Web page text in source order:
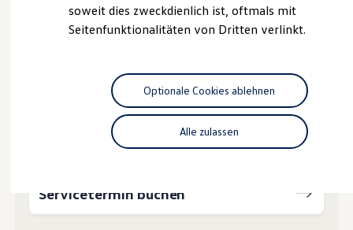
Driving Experience
Volkswagen entdecken
Lifestyle Shop
T-Roc Kollektion
Golf Kollektion
ID. Kollektion
Volkswagen Kollektion
R-Kollektion
#wedriveproud
Besitzer und Service
Probefahrt vereinbaren
Fahrzeugangebot anfordern
Servicetermin buchen
soweit dies zweckdienlich ist, oftmals mit
Seitenfunktionalitäten von Dritten verlinkt.
Alle zulassen
Optionale Cookies ablehnen